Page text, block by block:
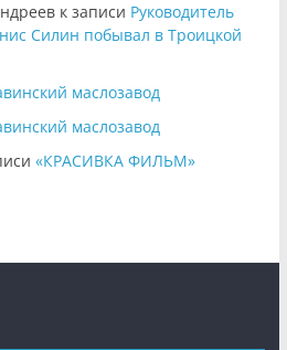
к записи Руководитель
Силин побывал в Троицкой
маслозавод
маслозавод
«КРАСИВКА ФИЛЬМ»